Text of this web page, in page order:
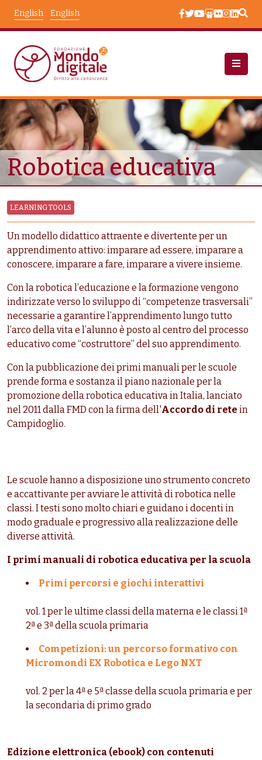
English
English
Node View
Robotica educativa
LEARNING TOOLS
Un modello didattico attraente e divertente per un
apprendimento attivo: imparare ad essere, imparare a
conoscere, imparare a fare, imparare a vivere insieme.
Con la robotica l’educazione e la formazione vengono
indirizzate verso lo sviluppo di “competenze trasversali”
necessarie a garantire l’apprendimento lungo tutto
l’arco della vita e l’alunno è posto al centro del processo
educativo come “costruttore” del suo apprendimento.
Con la pubblicazione dei primi manuali per le scuole
prende forma e sostanza il piano nazionale per la
promozione della robotica educativa in Italia, lanciato
nel 2011 dalla FMD con la firma dell'Accordo di rete in
Campidoglio.
Le scuole hanno a disposizione uno strumento concreto
e accattivante per avviare le attività di robotica nelle
classi. I testi sono molto chiari e guidano i docenti in
modo graduale e progressivo alla realizzazione delle
diverse attività.
I primi manuali di robotica educativa per la scuola
Primi percorsi e giochi interattivi
vol. 1 per le ultime classi della materna e le classi 1ª
2ª e 3ª della scuola primaria
Competizioni: un percorso formativo con
Micromondi EX Robotica e Lego NXT
vol. 2 per la 4ª e 5ª classe della scuola primaria e per
la secondaria di primo grado
Edizione elettronica (ebook) con contenuti